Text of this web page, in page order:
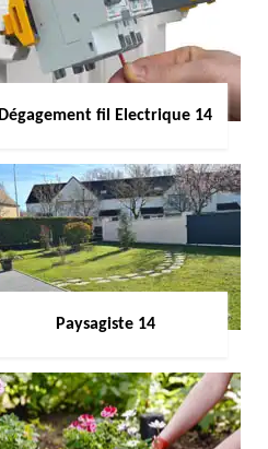
Dégagement fil Electrique 14
Paysagiste 14